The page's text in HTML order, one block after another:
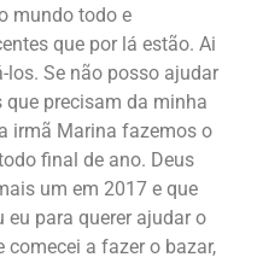
mundo todo e
que por lá estão. Ai
los. Se não posso ajudar
que precisam da minha
irmã Marina fazemos o
final de ano. Deus
um em 2017 e que
eu para querer ajudar o
comecei a fazer o bazar,